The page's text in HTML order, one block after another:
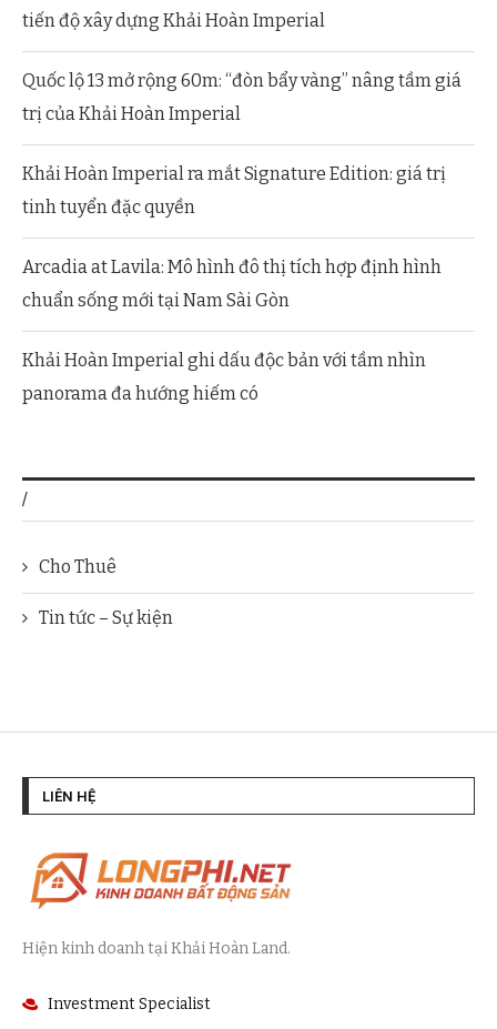
tiến độ xây dựng Khải Hoàn Imperial
Quốc lộ 13 mở rộng 60m: “đòn bẩy vàng” nâng tầm giá
trị của Khải Hoàn Imperial
Khải Hoàn Imperial ra mắt Signature Edition: giá trị
tinh tuyển đặc quyền
Arcadia at Lavila: Mô hình đô thị tích hợp định hình
chuẩn sống mới tại Nam Sài Gòn
Khải Hoàn Imperial ghi dấu độc bản với tầm nhìn
panorama đa hướng hiếm có
/
Cho Thuê
Tin tức – Sự kiện
LIÊN HỆ
Hiện kinh doanh tại Khải Hoàn Land.
Investment Specialist